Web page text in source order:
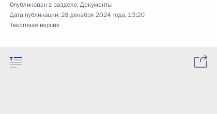
Опубликован в разделе:Документы
Дата публикации:28 декабря 2024 года, 13:20
Текстовая версия